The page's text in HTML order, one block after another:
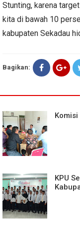
Stunting, karena
kita di bawah 10
kabupaten Sekadau
Bagikan:
Komisi
KPU